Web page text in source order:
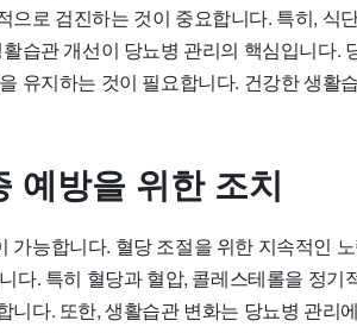
으로 검진하는 것이 중요합니다. 특히, 식
습관 개선이 당뇨병 관리의 핵심입니다.
유지하는 것이 필요합니다. 건강한 생활
예방을 위한 조치
가능합니다. 혈당 조절을 위한 지속적인
다. 특히 혈당과 혈압, 콜레스테롤을 정
니다. 또한, 생활습관 변화는 당뇨병 관리